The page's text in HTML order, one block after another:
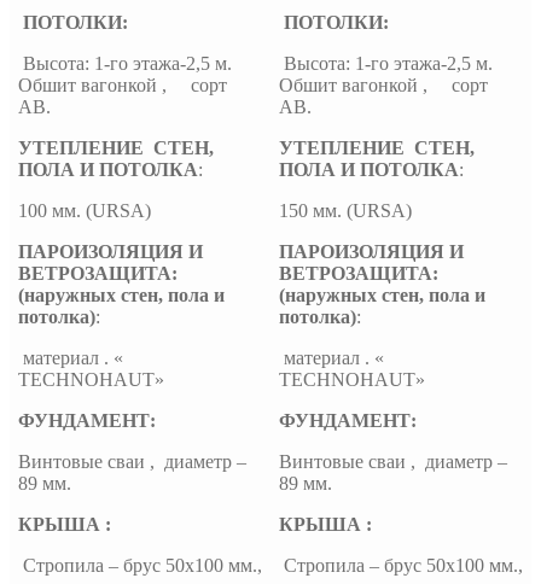
ПОТОЛКИ:
Высота: 1-го этажа-2,5 м.
Обшит вагонкой , сорт
АВ.
УТЕПЛЕНИЕ СТЕН,
ПОЛА И ПОТОЛКА:
100 мм. (URSA)
ПАРОИЗОЛЯЦИЯ И
ВЕТРОЗАЩИТА:
(наружных стен, пола и
потолка):
материал . «
TECHNOHAUT»
ФУНДАМЕНТ:
Винтовые сваи , диаметр –
89 мм.
КРЫША :
Стропила – брус 50х100 мм.,
ПОТОЛКИ:
Высота: 1-го этажа-2,5 м.
Обшит вагонкой , сорт
АВ.
УТЕПЛЕНИЕ СТЕН,
ПОЛА И ПОТОЛКА:
150 мм. (URSA)
ПАРОИЗОЛЯЦИЯ И
ВЕТРОЗАЩИТА:
(наружных стен, пола и
потолка):
материал . «
TECHNOHAUT»
ФУНДАМЕНТ:
Винтовые сваи , диаметр –
89 мм.
КРЫША :
Стропила – брус 50х100 мм.,